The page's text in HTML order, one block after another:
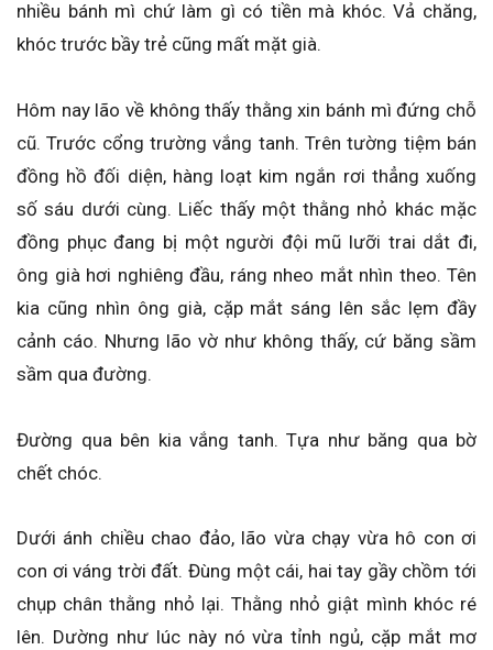
nhiều bánh mì chứ làm gì có tiền mà khóc. Vả chăng,
khóc trước bầy trẻ cũng mất mặt già.
Hôm nay lão về không thấy thằng xin bánh mì đứng chỗ
cũ. Trước cổng trường vắng tanh. Trên tường tiệm bán
đồng hồ đối diện, hàng loạt kim ngắn rơi thẳng xuống
số sáu dưới cùng. Liếc thấy một thằng nhỏ khác mặc
đồng phục đang bị một người đội mũ lưỡi trai dắt đi,
ông già hơi nghiêng đầu, ráng nheo mắt nhìn theo. Tên
kia cũng nhìn ông già, cặp mắt sáng lên sắc lẹm đầy
cảnh cáo. Nhưng lão vờ như không thấy, cứ băng sầm
sầm qua đường.
Đường qua bên kia vắng tanh. Tựa như băng qua bờ
chết chóc.
Dưới ánh chiều chao đảo, lão vừa chạy vừa hô con ơi
con ơi váng trời đất. Đùng một cái, hai tay gầy chồm tới
chụp chân thằng nhỏ lại. Thằng nhỏ giật mình khóc ré
lên. Dường như lúc này nó vừa tỉnh ngủ, cặp mắt mơ